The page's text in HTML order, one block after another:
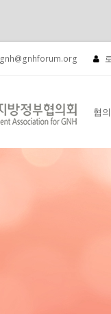
gnh@gnhforum.org
협